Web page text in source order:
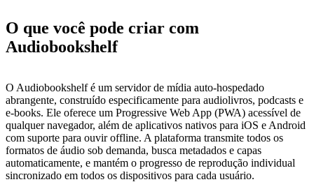
O que você pode criar com
Audiobookshelf
O Audiobookshelf é um servidor de mídia auto-hospedado
abrangente, construído especificamente para audiolivros, podcasts e
e-books. Ele oferece um Progressive Web App (PWA) acessível de
qualquer navegador, além de aplicativos nativos para iOS e Android
com suporte para ouvir offline. A plataforma transmite todos os
formatos de áudio sob demanda, busca metadados e capas
automaticamente, e mantém o progresso de reprodução individual
sincronizado em todos os dispositivos para cada usuário.